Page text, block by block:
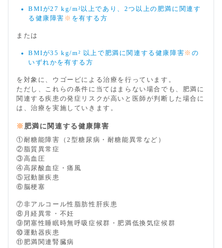
BMIが27 kg/m²以上であり、2つ以上の肥満に関連す
る健康障害 ※ を有する方
または
BMIが35 kg/m² 以上で肥満に関連する健康障害 ※ の
いずれかを有する方
を対象に、ウゴービによる治療を行っています。
ただし、これらの条件に当てはまらない場合でも、肥満に
関連する疾患の発症リスクが高いと医師が判断した場合に
は、治療を実施していきます。
※ 肥満に関連する健康障害
①耐糖能障害（2型糖尿病・耐糖能異常など）
②脂質異常症
③高血圧
④高尿酸血症・痛風
⑤冠動脈疾患
⑥脳梗塞
⑦非アルコール性脂肪性肝疾患
⑧月経異常・不妊
⑨閉塞性睡眠時無呼吸症候群・肥満低換気症候群
⑩運動器疾患
⑪肥満関連腎臓病